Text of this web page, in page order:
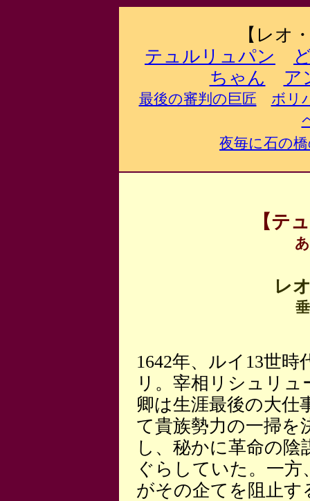
【レオ
テュルリュパン
ちゃん
ア
最後の審判の巨匠
ボリ
夜毎に石の
【テ
レ
1642年、ルイ13世時
リ。宰相リシュリュ
卿は生涯最後の大仕
て貴族勢力の一掃を
し、秘かに革命の陰
ぐらしていた。一方
がその企てを阻止す